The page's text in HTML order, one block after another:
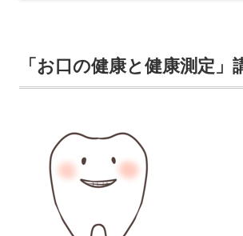
「お口の健康と健康測定」